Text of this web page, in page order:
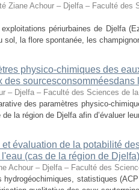
Ziane Achour – Djelfa – Faculté des
périurbaines de Djelfa
sol, la flore spontanée, les
physico-chimiques des
des sourcesconsomméesdans
– Djelfa – Faculté des Sciences de
des paramètres physico-
la région de Djelfa afin d’évaluer
évaluation de la potabilité
(cas de la région de Djelfa)
Achour – Djelfa – Faculté des
hydrogéochimiques, statistiques